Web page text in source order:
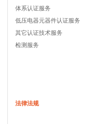
体系认证服务
低压电器元器件认证服务
其它认证技术服务
检测服务
法律法规